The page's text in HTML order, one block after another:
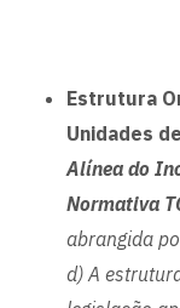
Estrutura
Unidades
Alínea do
Normativa
abrangida
d) A